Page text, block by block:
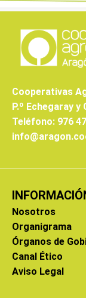
Cooperativas
P.º Echegaray
Teléfono: 976
Nosotros
Organigrama
Órganos de
Canal Ético
Aviso Legal